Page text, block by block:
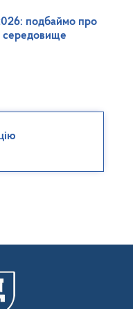
подбаймо про
середовище